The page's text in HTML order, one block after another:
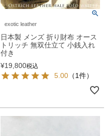
exotic leather
日本製 メンズ 折り財布 オース
トリッチ 無双仕立て 小銭入れ
付き
¥19,800税込
5.00 （1件）